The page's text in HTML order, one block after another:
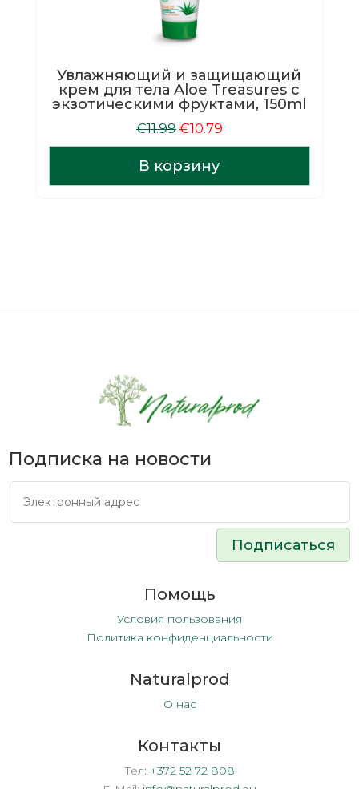
Увлажняющий и защищающий
крем для тела Aloe Treasures с
экзотическими фруктами, 150ml
€11.99 Первоначальная
цена
составляла
€11.99.
€10.79Текущая
цена:
В корзину
Подписка на новости
Подписаться
Помощь
Условия пользования
Политика конфиденциальности
Naturalprod
О нас
Контакты
Тел: +372 52 72 808